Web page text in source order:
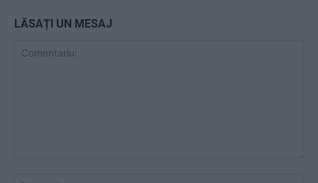
LĂSAȚI UN MESAJ